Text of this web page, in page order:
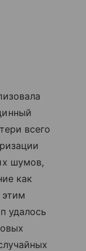
всего
шумов,
как
удалось